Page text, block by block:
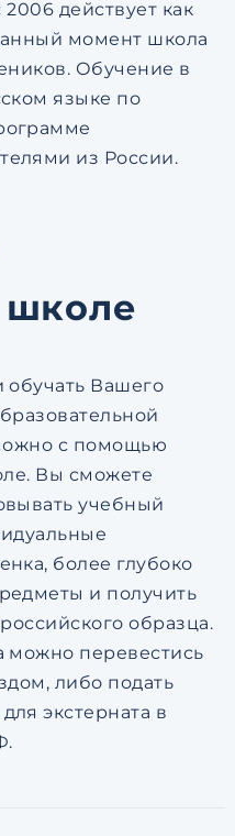
2006 действует как
момент школа
Обучение в
языке по
из России.
школе
Вашего
с помощью
Вы сможете
учебный
более глубоко
и получить
образца.
можно перевестись
либо подать
экстерната в